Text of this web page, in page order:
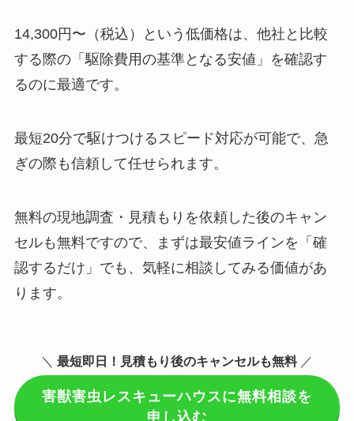
14,300円〜（税込）という低価格は、他社と比較
する際の「駆除費用の基準となる安値」を確認す
るのに最適です。
最短20分で駆けつけるスピード対応が可能で、急
ぎの際も信頼して任せられます。
無料の現地調査・見積もりを依頼した後のキャン
セルも無料ですので、まずは最安値ラインを「確
認するだけ」でも、気軽に相談してみる価値があ
ります。
＼ 最短即日！見積もり後のキャンセルも無料／
害獣害虫レスキューハウスに無料相談を
申し込む